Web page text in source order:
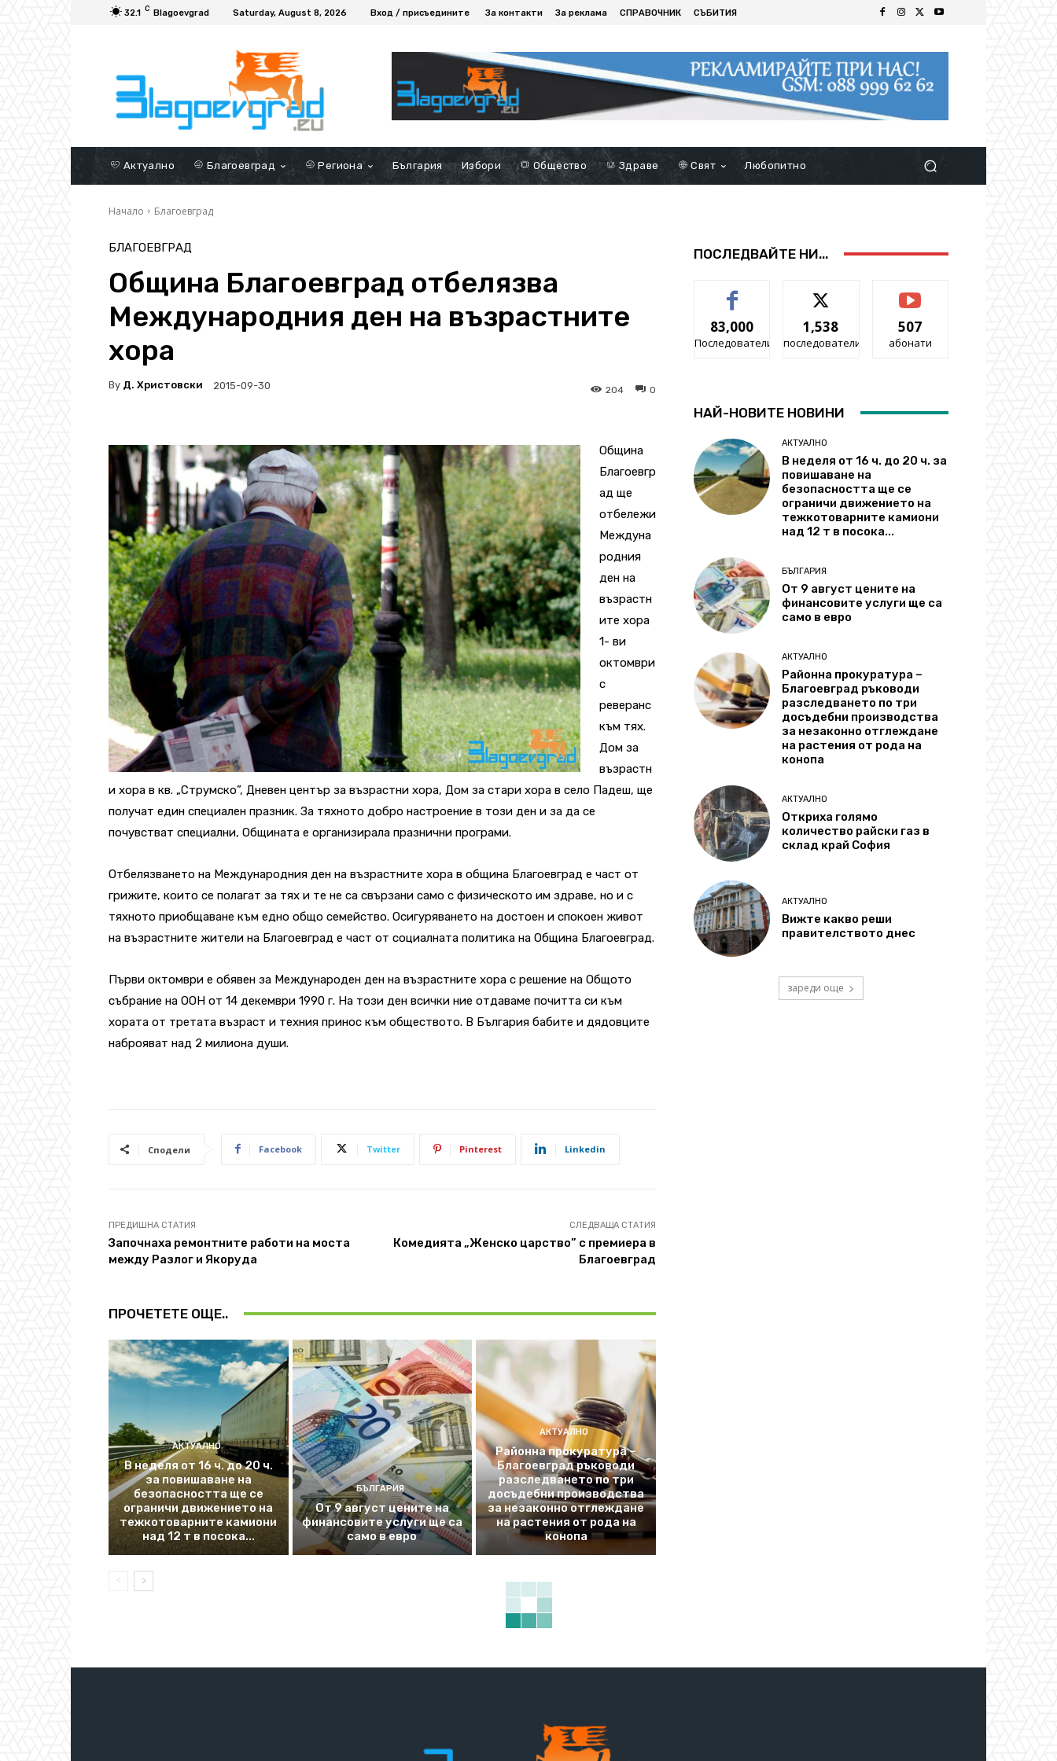
32.1 C Blagoevgrad Saturday, August 8, 2026 Вход / присъедините За контакти За реклама СПРАВОЧНИК СЪБИТИЯ
Актуално Благоевград Региона България Избори Общество Здраве Свят Любопитно
Начало Благоевград
БЛАГОЕВГРАД
Община Благоевград отбелязва
Международния ден на възрастните
хора
By Д. Христовски 2015-09-30 0
204
Община
Благоевгр
ад ще
отбележи
Междуна
родния
ден на
възрастн
ите хора
1- ви
октомври
с
реверанс
към тях.
Дом за
възрастн
и хора в кв. „Струмско”, Дневен център за възрастни хора, Дом за стари хора в село Падеш, ще
получат един специален празник. За тяхното добро настроение в този ден и за да се
почувстват специални, Общината е организирала празнични програми.
Отбелязването на Международния ден на възрастните хора в община Благоевград е част от
грижите, които се полагат за тях и те не са свързани само с физическото им здраве, но и с
тяхното приобщаване към едно общо семейство. Осигуряването на достоен и спокоен живот
на възрастните жители на Благоевград е част от социалната политика на Община Благоевград.
Първи октомври е обявен за Международен ден на възрастните хора с решение на Общото
събрание на ООН от 14 декември 1990 г. На този ден всички ние отдаваме почитта си към
хората от третата възраст и техния принос към обществото. В България бабите и дядовците
наброяват над 2 милиона души.
Сподели Facebook Twitter Pinterest Linkedin
ПРЕДИШНА СТАТИЯ
Започнаха ремонтните работи на моста
между Разлог и Якоруда
СЛЕДВАЩА СТАТИЯ
Комедията „Женско царство” с премиера в
Благоевград
ПРОЧЕТЕТЕ ОЩЕ..
АКТУАЛНО
В неделя от 16 ч. до 20 ч.
за повишаване на
безопасността ще се
ограничи движението на
тежкотоварните камиони
над 12 т в посока...
БЪЛГАРИЯ
От 9 август цените на
финансовите услуги ще са
само в евро
АКТУАЛНО
Районна прокуратура –
Благоевград ръководи
разследването по три
досъдебни производства
за незаконно отглеждане
на растения от рода на
конопа
ПОСЛЕДВАЙТЕ НИ...
83,000
Последователи
1,538
последователи
507
абонати
НАЙ-НОВИТЕ НОВИНИ
АКТУАЛНО
В неделя от 16 ч. до 20 ч. за
повишаване на
безопасността ще се
ограничи движението на
тежкотоварните камиони
над 12 т в посока...
БЪЛГАРИЯ
От 9 август цените на
финансовите услуги ще са
само в евро
АКТУАЛНО
Районна прокуратура –
Благоевград ръководи
разследването по три
досъдебни производства
за незаконно отглеждане
на растения от рода на
конопа
АКТУАЛНО
Откриха голямо
количество райски газ в
склад край София
АКТУАЛНО
Вижте какво реши
правителството днес
зареди още